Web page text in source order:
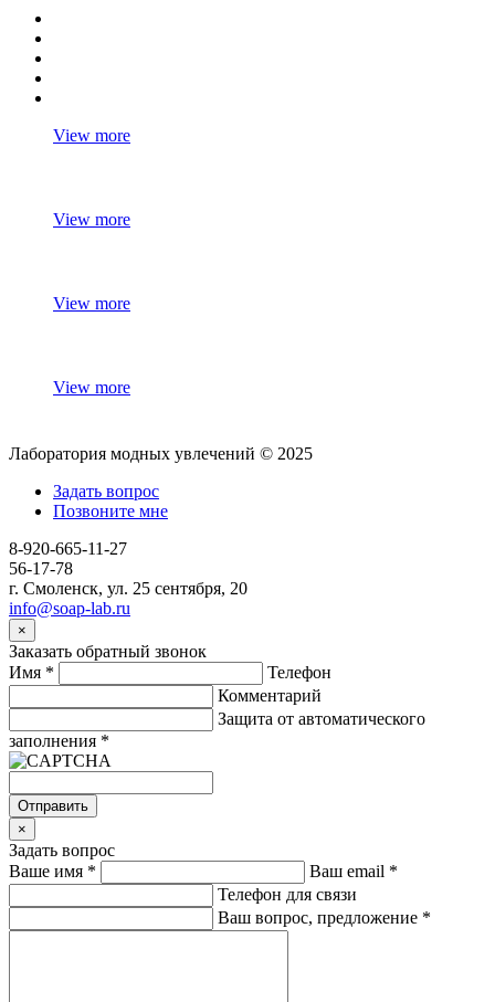
View more
View more
View more
View more
Лаборатория модных увлечений © 2025
Задать вопрос
Позвоните мне
8-920-665-11-27
56-17-78
г. Смоленск, ул. 25 сентября, 20
info@soap-lab.ru
×
Заказать обратный звонок
Имя *
Телефон
Комментарий
Защита от автоматического
заполнения *
Отправить
×
Задать вопрос
Ваше имя * Ваш email *
Телефон для связи
Ваш вопрос, предложение *